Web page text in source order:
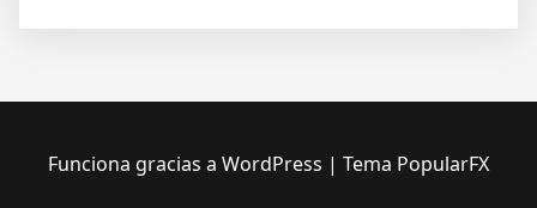
Funciona gracias a WordPress | Tema PopularFX